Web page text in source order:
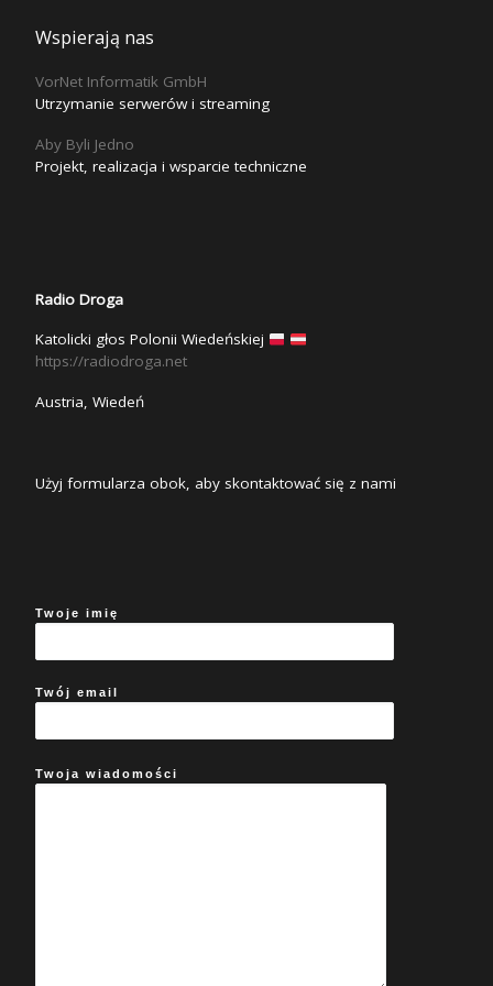
Wspierają nas
VorNet Informatik GmbH
Utrzymanie serwerów i streaming
Aby Byli Jedno
Projekt, realizacja i wsparcie techniczne
Radio Droga
Katolicki głos Polonii Wiedeńskiej
https://radiodroga.net
Austria, Wiedeń
Użyj formularza obok, aby skontaktować się z nami
Twoje imię
Twój email
Twoja wiadomości